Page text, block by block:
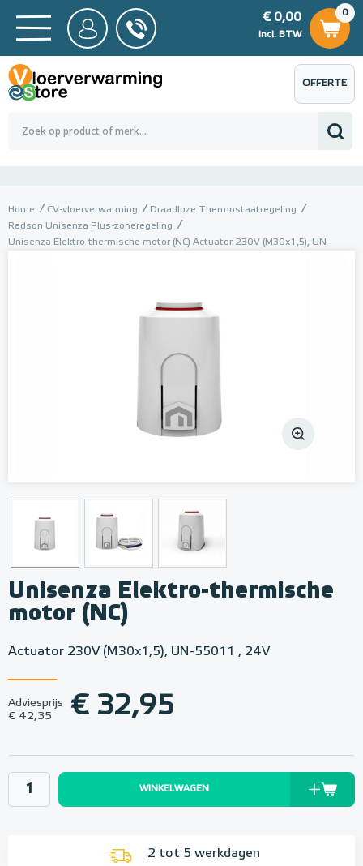
BTW
0,00
0
€ 0,00
incl. BTW
€ 0,00
OFFERTE
AANVRAGEN
Home CV-vloerverwarming
Draadloze Thermostaatregeling
Radson Unisenza Plus-zoneregeling
Unisenza Elektro-thermische motor (NC) Actuator 230V (M30x1,5), UN-
Unisenza Elektro-thermische
motor (NC)
Actuator 230V (M30x1,5), UN-55011 , 24V
Adviesprijs
€ 42,35
€ 32,95
WINKELWAGEN
2 tot 5 werkdagen